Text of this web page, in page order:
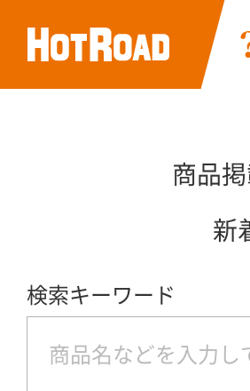
商品
新
検索キーワード